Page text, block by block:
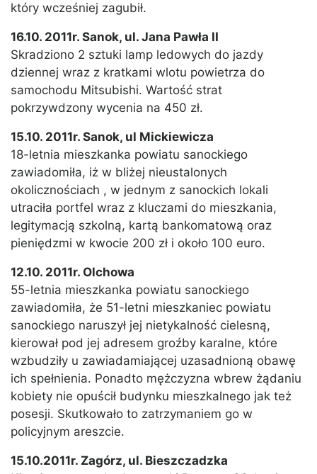
który wcześniej zagubił.
16.10. 2011r. Sanok, ul. Jana Pawła II
Skradziono 2 sztuki lamp ledowych do jazdy
dziennej wraz z kratkami wlotu powietrza do
samochodu Mitsubishi. Wartość strat
pokrzywdzony wycenia na 450 zł.
15.10. 2011r. Sanok, ul Mickiewicza
18-letnia mieszkanka powiatu sanockiego
zawiadomiła, iż w bliżej nieustalonych
okolicznościach , w jednym z sanockich lokali
utraciła portfel wraz z kluczami do mieszkania,
legitymacją szkolną, kartą bankomatową oraz
pieniędzmi w kwocie 200 zł i około 100 euro.
12.10. 2011r. Olchowa
55-letnia mieszkanka powiatu sanockiego
zawiadomiła, że 51-letni mieszkaniec powiatu
sanockiego naruszył jej nietykalność cielesną,
kierował pod jej adresem groźby karalne, które
wzbudziły u zawiadamiającej uzasadnioną obawę
ich spełnienia. Ponadto mężczyzna wbrew żądaniu
kobiety nie opuścił budynku mieszkalnego jak też
posesji. Skutkowało to zatrzymaniem go w
policyjnym areszcie.
15.10.2011r. Zagórz, ul. Bieszczadzka